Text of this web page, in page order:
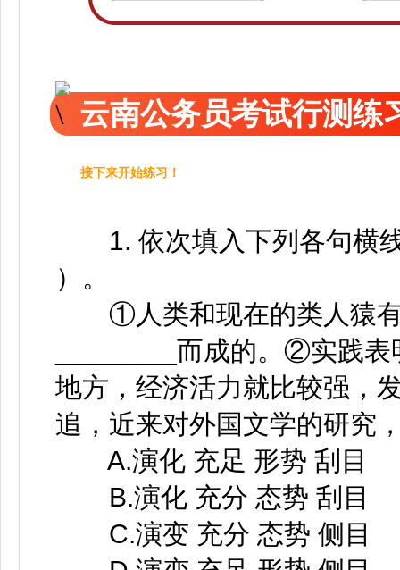
云南公务员考试行测练
接下来开始练习！
1. 依次填入下列各句横
）。
①人类和现在的类人猿有
________而成的。②实践
地方，经济活力就比较强，
追，近来对外国文学的研究
A.演化 充足 形势 刮目
B.演化 充分 态势 刮目
C.演变 充分 态势 侧目